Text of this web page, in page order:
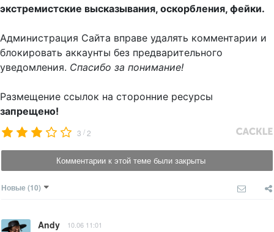
экстремистские высказывания, оскорбления, фейки.
Администрация Сайта вправе удалять комментарии и
блокировать аккаунты без предварительного
уведомления. Спасибо за понимание!
Размещение ссылок на сторонние ресурсы
запрещено!
3 /2
Комментарии к этой теме были закрыты
Новые (10)
Andy 10.06 11:01